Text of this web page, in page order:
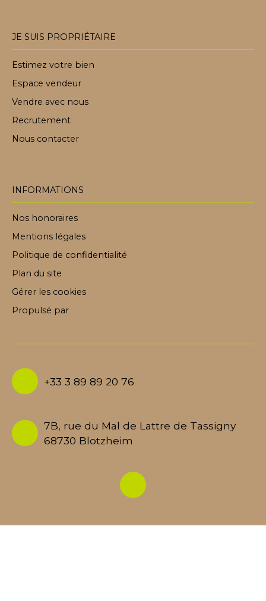
JE SUIS PROPRIÉTAIRE
Estimez votre bien
Espace vendeur
Vendre avec nous
Recrutement
Nous contacter
INFORMATIONS
Nos honoraires
Mentions légales
Politique de confidentialité
Plan du site
Gérer les cookies
Propulsé par
+33 3 89 89 20 76
7B, rue du Mal de Lattre de Tassigny
68730 Blotzheim